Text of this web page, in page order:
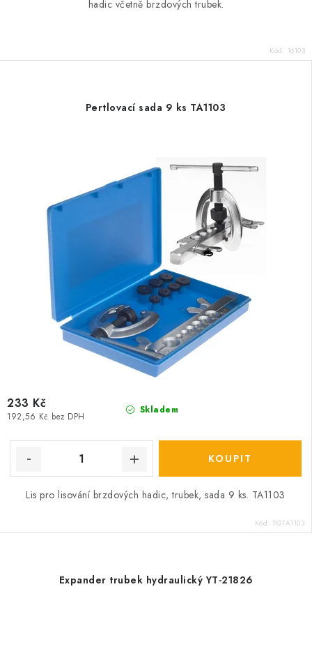
hadic včetně brzdových trubek.
Kód: 16103
Pertlovací sada 9 ks TA1103
Skladem
192,56 Kč bez DPH
233 Kč
Lis pro lisování brzdových hadic, trubek, sada 9 ks. TA1103
Kód: TGTA1103
Expander trubek hydraulický YT-21826